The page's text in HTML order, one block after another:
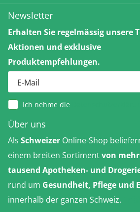
Newsletter
Erhalten Sie regelmässig unsere
Aktionen und exklusive
Produktempfehlungen.
Ich nehme die
Über uns
Als Schweizer Online-Shop
einem breiten Sortimentvon
tausend Apotheken- und
rund um Gesundheit, Pflege und
innerhalb der ganzen Schweiz.